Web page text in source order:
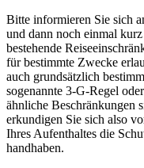
Bitte informieren Sie sich
und dann noch einmal
bestehende
für bestimmte Zwecke
auch grundsätzlich
sogenannte 3-G-Regel
ähnliche Beschränkungen
erkundigen Sie sich also
Ihres Aufenthaltes die
handhaben.